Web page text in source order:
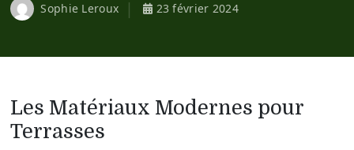
Sophie Leroux 23 février 2024
Les Matériaux Modernes pour
Terrasses